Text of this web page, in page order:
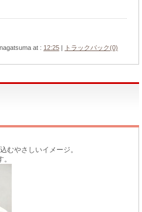
at : 12:25 | トラックバック(0)
むやさしいイメージ。